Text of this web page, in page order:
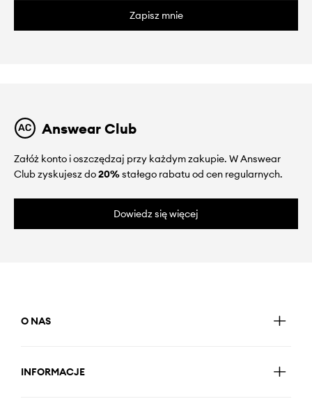
Zapisz mnie
Answear Club
Załóż konto i oszczędzaj przy każdym zakupie. W Answear
Club zyskujesz do20%stałego rabatu od cen regularnych.
Dowiedz się więcej
O NAS
INFORMACJE